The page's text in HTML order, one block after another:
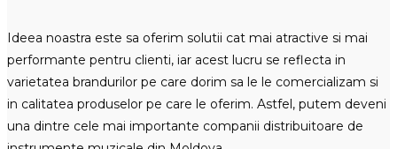
Ideea noastra este sa oferim solutii cat mai atractive si mai
performante pentru clienti, iar acest lucru se reflecta in
varietatea brandurilor pe care dorim sa le le comercializam si
in calitatea produselor pe care le oferim. Astfel, putem deveni
una dintre cele mai importante companii distribuitoare de